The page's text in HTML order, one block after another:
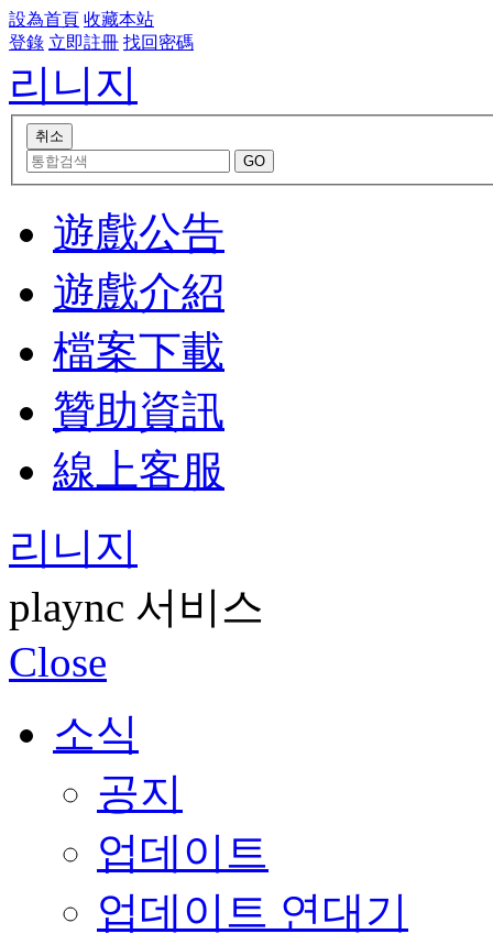
設為首頁 收藏本站
登錄 立即註冊 找回密碼
리니지
遊戲公告
遊戲介紹
檔案下載
贊助資訊
線上客服
리니지
plaync 서비스
Close
소식
공지
업데이트
업데이트 연대기